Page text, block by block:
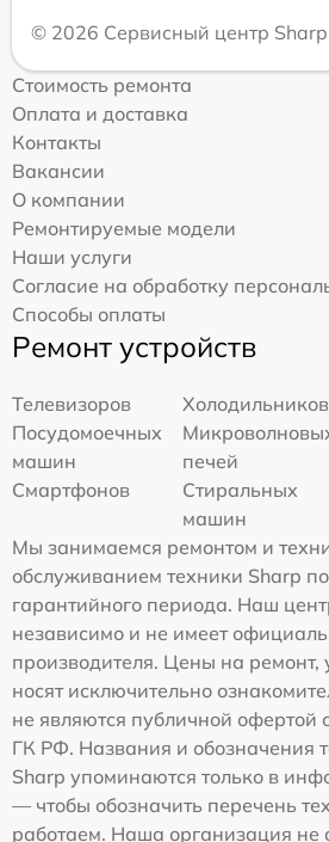
© 2026 Сервисный центр Sharp
Стоимость ремонта
Оплата и доставка
Контакты
Вакансии
О компании
Ремонтируемые модели
Наши услуги
Согласие на обработку
Способы оплаты
Ремонт устройств
Телевизоров
Холодильников
Посудомоечных
машин
печей
Смартфонов
Стиральных
машин
Мы занимаемся ремонтом и
обслуживанием техники Sharp
гарантийного периода. Наш
независимо и не имеет
производителя. Цены на ремонт,
носят исключительно
не являются публичной офертой
ГК РФ. Названия и обозначения
Sharp упоминаются только в
— чтобы обозначить перечень
работаем. Наша организация